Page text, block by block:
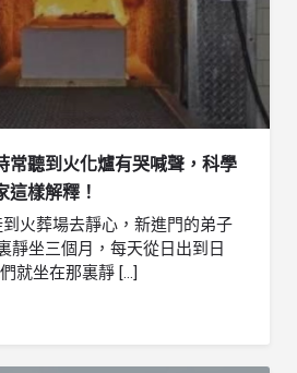
常聽到火化爐有哭喊聲，科學
這樣解釋！
火葬場去靜心，新進門的弟子
靜坐三個月，每天從日出到日
就坐在那裏靜 […]